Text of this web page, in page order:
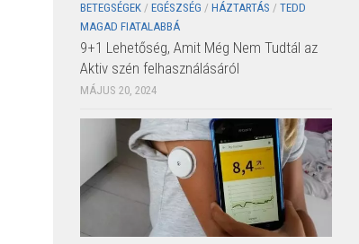
BETEGSÉGEK / EGÉSZSÉG / HÁZTARTÁS / TEDD
MAGAD FIATALABBÁ
9+1 Lehetőség, Amit Még Nem Tudtál az
Aktiv szén felhasználásáról
MÁJUS 20, 2024